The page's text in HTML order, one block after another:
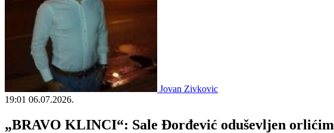
Jovan Zivkovic
19:01 06.07.2026.
„BRAVO KLINCI“: Sale Đorđević oduševljen